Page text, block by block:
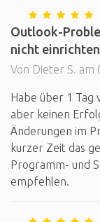
Outlook-
nicht einrichten
Von Dieter S. am
Habe über 1 Tag
aber keinen
Änderungen im
kurzer Zeit das
Programm- und
empfehlen.